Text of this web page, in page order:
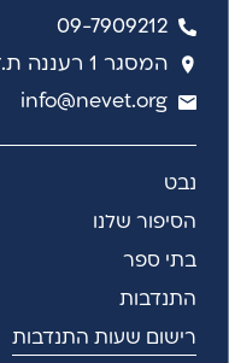
09-7909212
המסגר 1 רעננה ת.ד 2171, רעננה
info@nevet.org
נבט
הסיפור שלנו
בתי ספר
התנדבות
רישום שעות התנדבות